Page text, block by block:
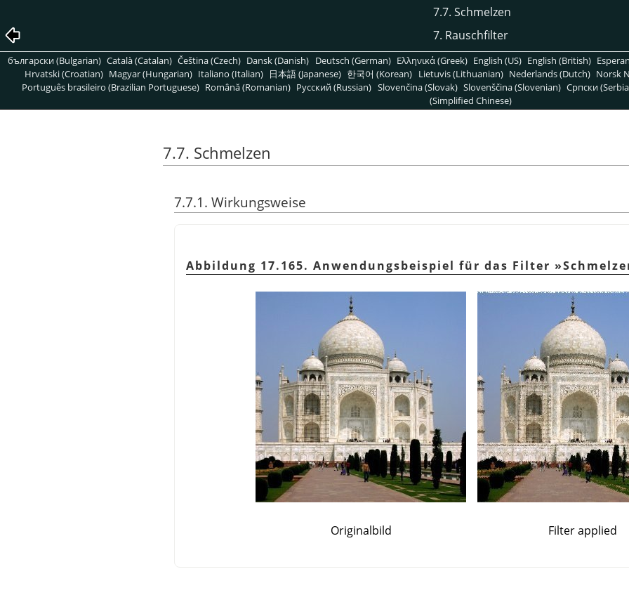
7.7. Schmelzen
7. Rauschfilter
български (Bulgarian) Català (Catalan) Čeština (Czech) Dansk (Danish) Deutsch (German) Ελληνικά (Greek) English (US) English (British)
Hrvatski (Croatian) Magyar (Hungarian) Italiano (Italian) 日本語 (Japanese) 한국어 (Korean) Lietuvis (Lithuanian) Nederlands (Dutch) Norsk
Português brasileiro (Brazilian Portuguese) Română (Romanian) Pусский (Russian) Slovenčina (Slovak) Slovenščina (Slovenian) Српски
(Simplified Chinese)
7.7. Schmelzen
7.7.1. Wirkungsweise
Abbildung 17.165. Anwendungsbeispiel für das Filter
Originalbild Filter applied